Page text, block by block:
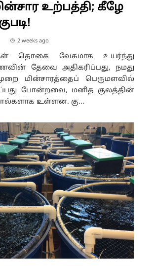
உற்பத்தி; கீழே
2 weeks ago
தொகை வேகமாக உயர்ந்து
தேவை அதிகரிப்பது, நமது
மின்சாரத்தைப் பெருமளவில்
போன்றவை, மனித குலத்தின்
உள்ளன. கு...